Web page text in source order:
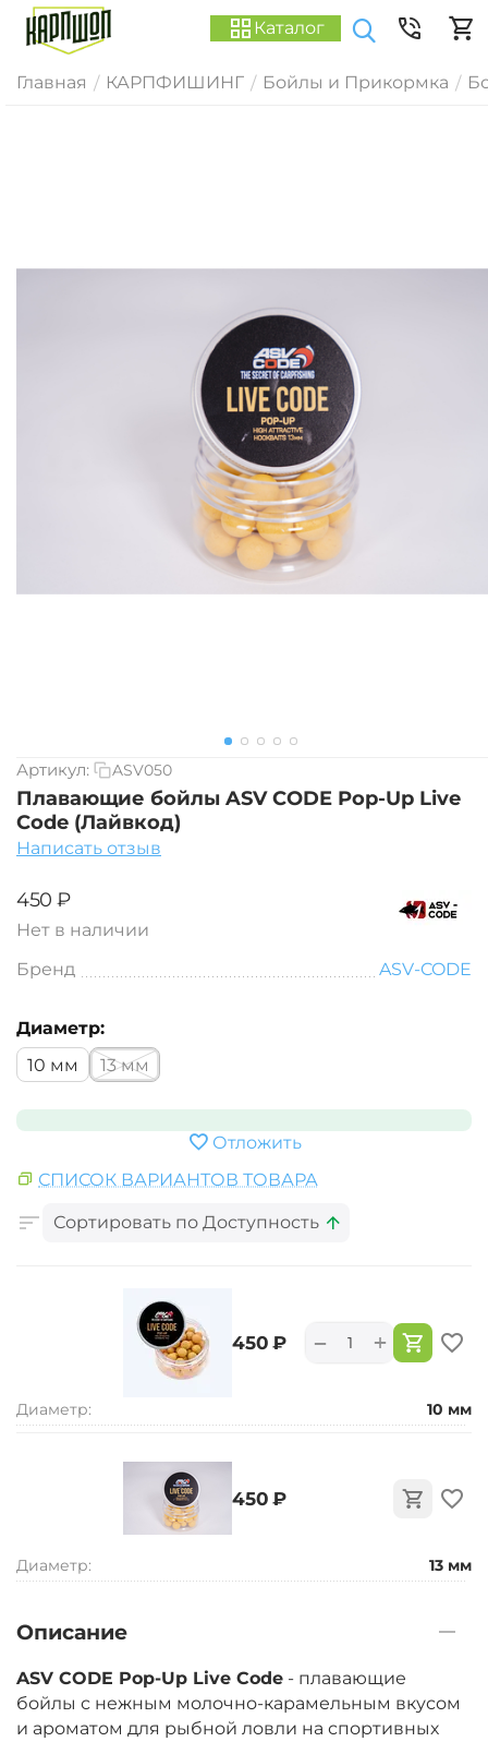
Каталог
Главная / КАРПФИШИНГ / Бойлы и Прикормка /
Артикул: ASV050
Плавающие бойлы ASV CODE Pop-Up Live
Code (Лайвкод)
Написать отзыв
‍450‍ ₽
Нет в наличии
Бренд
ASV-CODE
Диаметр:
10 мм
13 мм
Отложить
СПИСОК ВАРИАНТОВ ТОВАРА
Сортировать по Доступность
‍450‍ ₽ +
−
Диаметр: 10 мм
‍450‍ ₽
Диаметр: 13 мм
Описание
ASV CODE Pop-Up Live Code - плавающие
бойлы с нежным молочно-карамельным вкусом
и ароматом для рыбной ловли на спортивных